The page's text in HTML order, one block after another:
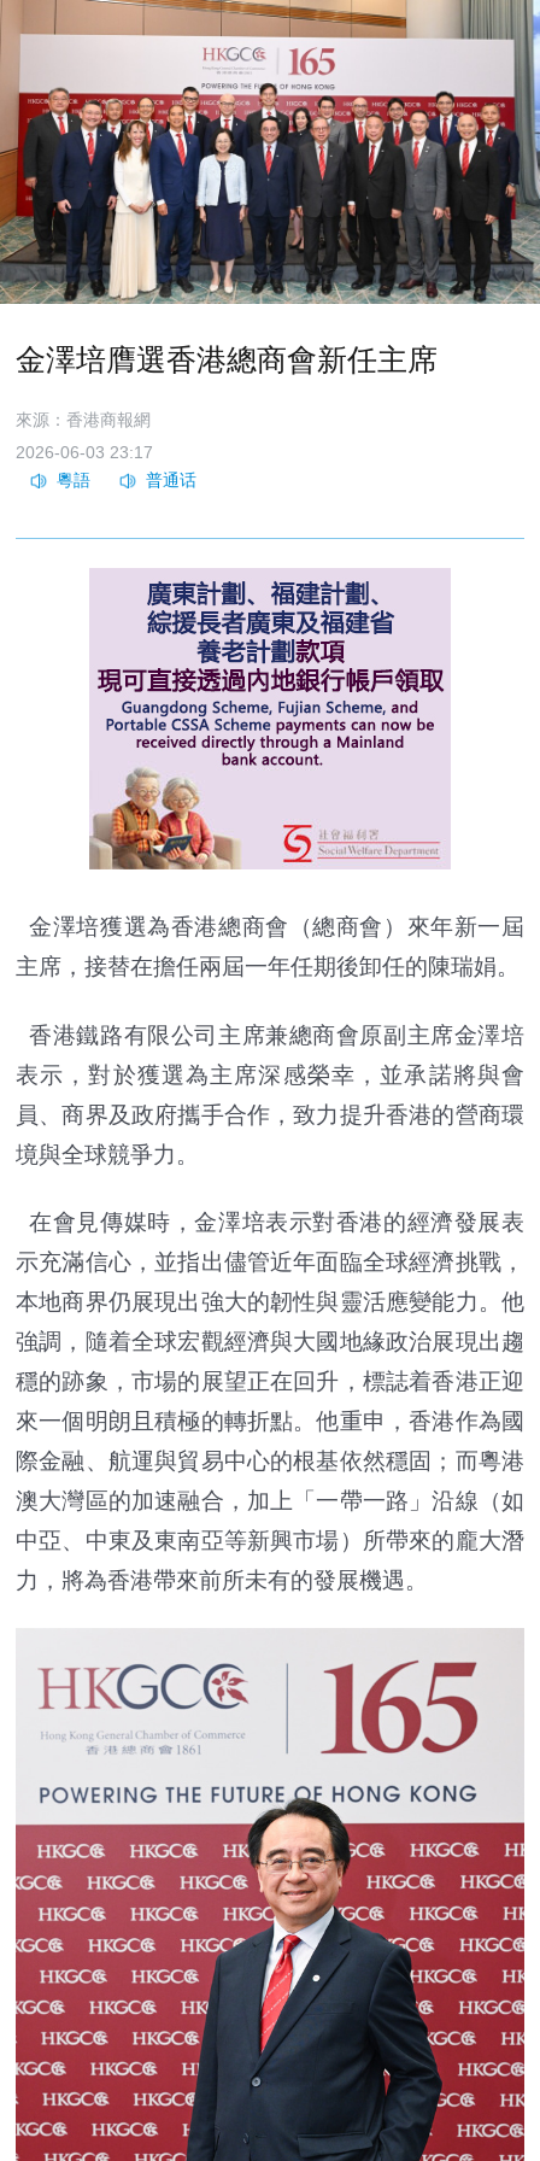
金澤培膺選香港總商會新任主席
來源：香港商報網
2026-06-03 23:17
金澤培獲選為香港總商會（總商會）來年新一屆
主席，接替在擔任兩屆一年任期後卸任的陳瑞娟。
香港鐵路有限公司主席兼總商會原副主席金澤培
表示，對於獲選為主席深感榮幸，並承諾將與會
員、商界及政府攜手合作，致力提升香港的營商環
境與全球競爭力。
在會見傳媒時，金澤培表示對香港的經濟發展表
示充滿信心，並指出儘管近年面臨全球經濟挑戰，
本地商界仍展現出強大的韌性與靈活應變能力。他
強調，隨着全球宏觀經濟與大國地緣政治展現出趨
穩的跡象，市場的展望正在回升，標誌着香港正迎
來一個明朗且積極的轉折點。他重申，香港作為國
際金融、航運與貿易中心的根基依然穩固；而粵港
澳大灣區的加速融合，加上「一帶一路」沿線（如
中亞、中東及東南亞等新興市場）所帶來的龐大潛
力，將為香港帶來前所未有的發展機遇。